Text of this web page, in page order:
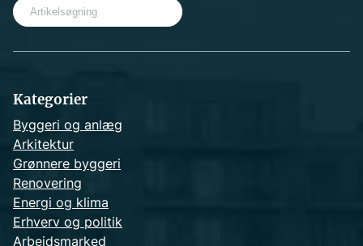
Kategorier
Byggeri og anlæg
Arkitektur
Grønnere byggeri
Renovering
Energi og klima
Erhverv og politik
Arbejdsmarked